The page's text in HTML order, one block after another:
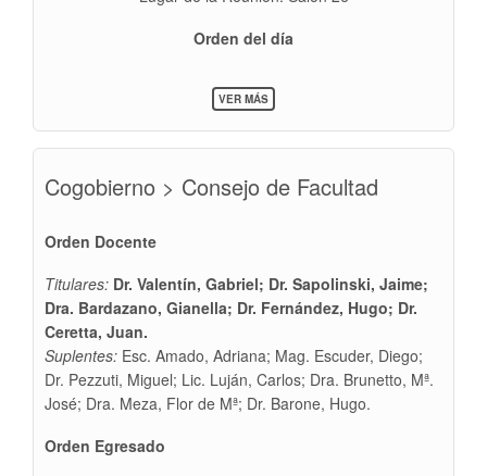
Orden del día
VER MÁSSOBRE
COGOBIERNO
CLAUSTRO
>
Cogobierno > Consejo de Facultad
Orden Docente
Titulares: Dr. Valentín, Gabriel; Dr. Sapolinski, Jaime;
Dra. Bardazano, Gianella; Dr. Fernández, Hugo; Dr.
Ceretta, Juan.
Suplentes: Esc. Amado, Adriana; Mag. Escuder, Diego;
Dr. Pezzuti, Miguel; Lic. Luján, Carlos; Dra. Brunetto, Mª.
José; Dra. Meza, Flor de Mª; Dr. Barone, Hugo.
Orden Egresado